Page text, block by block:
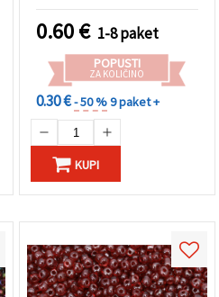
0.60€ 1-8 paket
POPUSTI
ZA KOLIČINO
0.30 €- 50 %9 paket +
KUPI